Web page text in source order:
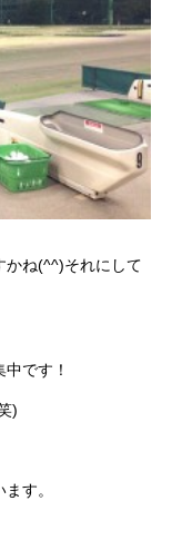
かね(^^)それにして
です！
)
す。